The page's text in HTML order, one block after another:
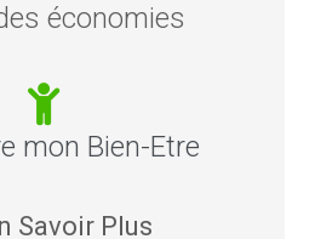
économies
mon Bien-Etre
Savoir Plus